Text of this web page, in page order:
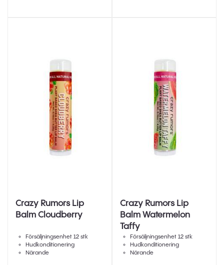
Crazy Rumors Lip
Balm Cloudberry
Försäljningsenhet 12 stk
Hudkonditionering
Närande
Crazy Rumors Lip
Balm Watermelon
Taffy
Försäljningsenhet 12 stk
Hudkonditionering
Närande